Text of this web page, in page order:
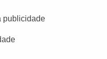
publicidade